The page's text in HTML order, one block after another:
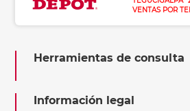
VENTAS POR
Herramientas de consulta
Información legal